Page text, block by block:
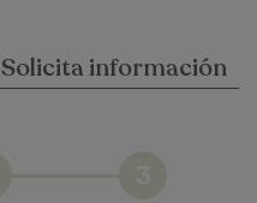
Solicita información